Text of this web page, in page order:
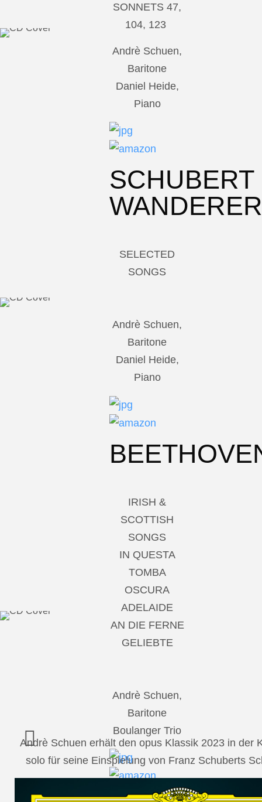
SONNETS 47,
104, 123
Andrè Schuen,
Baritone
Daniel Heide,
Piano
SCHUBERT
WANDERER
SELECTED
SONGS
Andrè Schuen,
Baritone
Daniel Heide,
Piano
IRISH &
SCOTTISH
SONGS
IN QUESTA
TOMBA
OSCURA
ADELAIDE
AN DIE FERNE
GELIEBTE
Andrè Schuen,
Baritone
Boulanger Trio
Andrè Schuen erhält den opus Klassik 2023 in der
solo für seine Einspielung von Franz Schuberts